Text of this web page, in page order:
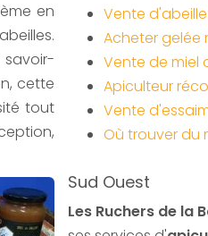
en
cette
tout
Vente
Acheter gelée
Vente de miel
Apiculteur
Vente
Où trouver du
Sud Ouest
Les Ruchers de la